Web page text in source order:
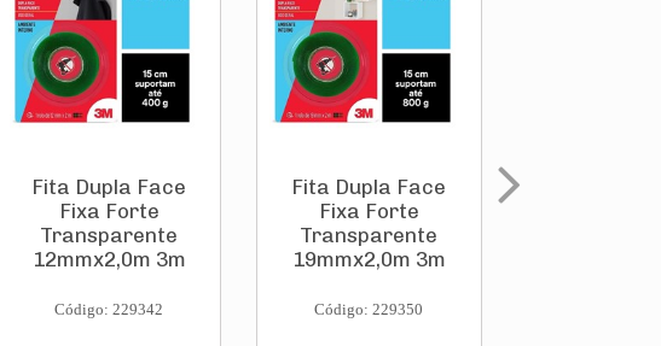
Fita Dupla Face
Fixa Forte
Transparente
12mmx2,0m 3m
Código: 229342
Fita Dupla Face
Fixa Forte
Transparente
19mmx2,0m 3m
Código: 229350